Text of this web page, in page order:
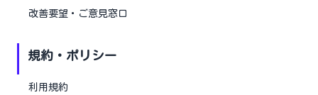
改善要望・ご意見窓口
規約・ポリシー
利用規約